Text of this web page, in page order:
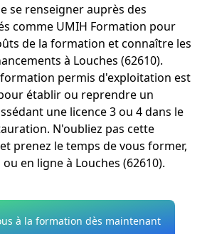
se renseigner auprès des
comme UMIH Formation pour
de la formation et connaître les
à Louches (62610).
permis d'exploitation est
établir ou reprendre un
une licence 3 ou 4 dans le
N'oubliez pas cette
prenez le temps de vous former,
en ligne à Louches (62610).
à la formation dès maintenant